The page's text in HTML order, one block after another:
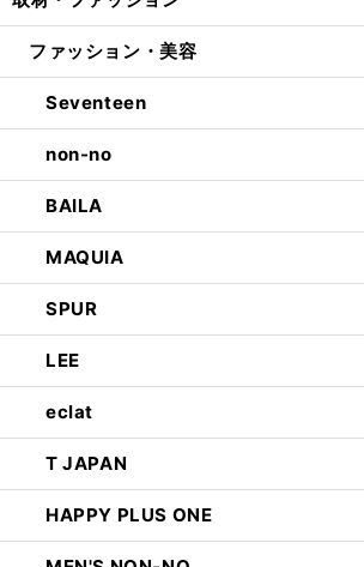
ファッション・美容
Seventeen
non-no
BAILA
MAQUIA
SPUR
LEE
eclat
T JAPAN
HAPPY PLUS ONE